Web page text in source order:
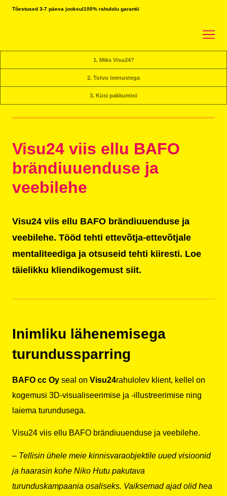
Tõestused 3-7 päeva jooksul100% rahulolu garantii
1. Miks Visu24?
2. Tutvu teenustega
3. Küsi pakkumist
Visu24 viis ellu BAFO
brändiuuenduse ja
veebilehe
Visu24 viis ellu BAFO brändiuuenduse ja
veebilehe. Tööd tehti ettevõtja-ettevõtjale
mentaliteediga ja otsuseid tehti kiiresti. Loe
täielikku kliendikogemust siit.
Inimliku lähenemisega
turundussparring
BAFO cc Oy seal on Visu24rahulolev klient, kellel on
kogemusi 3D-visualiseerimise ja -illustreerimise ning
laiema turundusega.
Visu24 viis ellu BAFO brändiuuenduse ja veebilehe.
– Tellisin ühele meie kinnisvaraobjektile uued visioonid
ja haarasin kohe Niko Hutu pakutava
turunduskampaania osaliseks. Vaiksemad ajad olid hea